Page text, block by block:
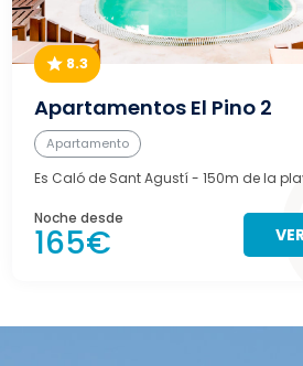
8.3
Apartamentos El Pino 2
Apartamento
Es Caló de Sant Agustí- 150m de la
Noche desde
165€